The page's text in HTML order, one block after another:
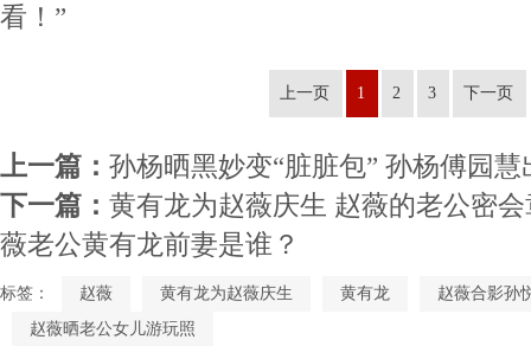
看！”
上一页 1 2 3 下一页
上一篇： 孙杨晒黑妙变“脏脏包” 孙杨傅园
下一篇： 黄有龙为赵薇庆生 赵薇的老公密
薇老公黄有龙前妻是谁？
标签： 赵薇 黄有龙为赵薇庆生 黄有龙
赵薇合影孙
赵薇晒老公女儿游玩照